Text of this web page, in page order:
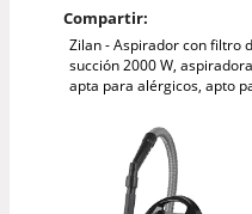
Compartir:
Zilan - Aspirador con filtro
succión 2000 W,
apta para alérgicos, apto